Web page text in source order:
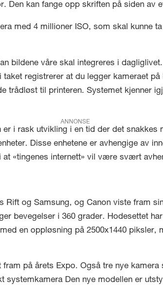
Den kan fange opp skriften på siden av
med 4 millioner ISO, som skal kunne
bildene våre skal integreres i
registrerer at du legger kameraet
trådløst til printeren. Systemet kjenner
ANNONSE
i rask utvikling i en tid der det snakkes
Disse enhetene er avhengige av
«tingenes internett» vil være svært
Rift og Samsung, og Canon viste fram
bevegelser i 360 grader. Hodesettet
en oppløsning på 2500x1440 piksler,
på årets Expo. Også tre nye
Den nye modellen er